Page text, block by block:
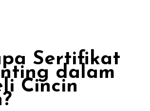
Sertifikat
dalam
Cincin